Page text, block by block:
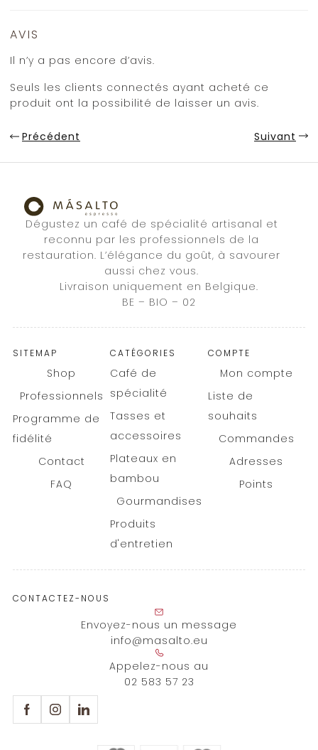
AVIS
Il n’y a pas encore d’avis.
Seuls les clients connectés ayant acheté ce
produit ont la possibilité de laisser un avis.
Précédent Suivant
Dégustez un café de spécialité artisanal et
reconnu par les professionnels de la
restauration. L’élégance du goût, à savourer
aussi chez vous.
Livraison uniquement en Belgique.
BE – BIO – 02
SITEMAP
Shop
Professionnels
Programme de
fidélité
Contact
FAQ
CATÉGORIES
Café de
spécialité
Tasses et
accessoires
Plateaux en
bambou
Gourmandises
Produits
d'entretien
COMPTE
Mon compte
Liste de
souhaits
Commandes
Adresses
Points
CONTACTEZ-NOUS
Envoyez-nous un message
info@masalto.eu
Appelez-nous au
02 583 57 23